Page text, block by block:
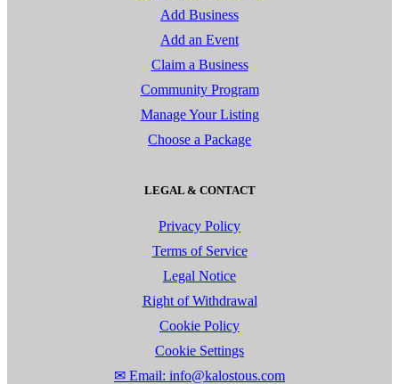
Add Business
Add an Event
Claim a Business
Community Program
Manage Your Listing
Choose a Package
LEGAL & CONTACT
Privacy Policy
Terms of Service
Legal Notice
Right of Withdrawal
Cookie Policy
Cookie Settings
✉ Email: info@kalostous.com